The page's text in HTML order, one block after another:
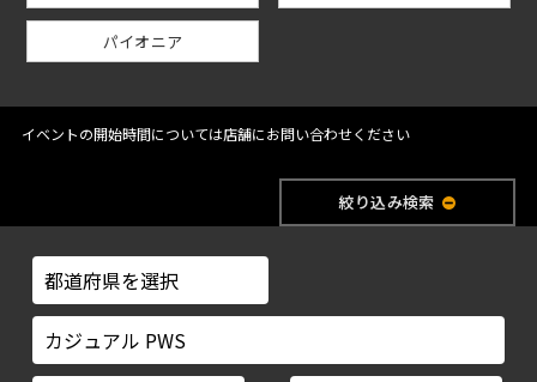
パイオニア
イベントの開始時間については店舗にお問い合わせください
絞り込み検索